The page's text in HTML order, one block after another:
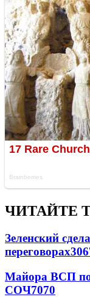
ЧИТАЙТЕ
Зеленский
переговорах
Майора ВСП
СОЧ7070